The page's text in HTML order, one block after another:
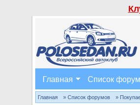
Главная Список
Главная » Список форумов »